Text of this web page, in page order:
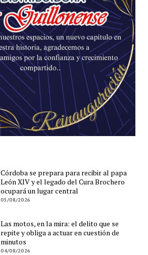
Córdoba se prepara para recibir al papa
León XIV y el legado del Cura Brochero
ocupará un lugar central
05/08/2026
Las motos, en la mira: el delito que se
repite y obliga a actuar en cuestión de
minutos
04/08/2026